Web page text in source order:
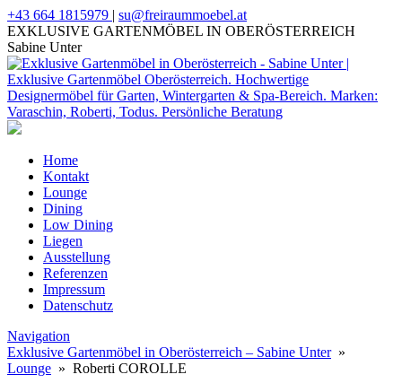
+43 664 1815979 | su@freiraummoebel.at
EXKLUSIVE GARTENMÖBEL IN OBERÖSTERREICH
Sabine Unter
Home
Kontakt
Lounge
Dining
Low Dining
Liegen
Ausstellung
Referenzen
Impressum
Datenschutz
Navigation
Exklusive Gartenmöbel in Oberösterreich – Sabine Unter»
Lounge » Roberti COROLLE